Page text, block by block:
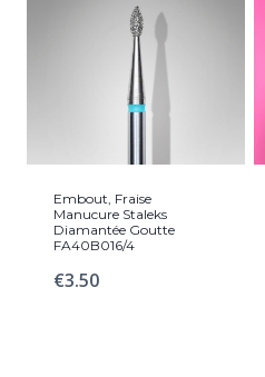
Embout, Fraise
Manucure Staleks
Diamantée Goutte
FA40B016/4
€3.50